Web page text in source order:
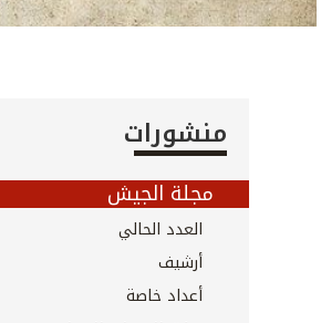
منشورات
مجلة الجيش
العدد الحالي
أرشيف
أعداد خاصة